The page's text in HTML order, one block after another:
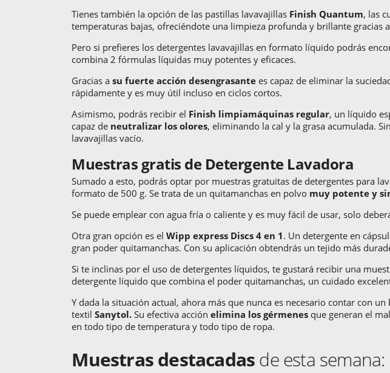
Tienes también la opción de las pastillas lavavajillas Finish Quantum, las
temperaturas bajas, ofreciéndote una limpieza profunda y brillante gracias
Pero si prefieres los detergentes lavavajillas en formato líquido podrás
combina 2 fórmulas líquidas muy potentes y eficaces.
Gracias asu fuerte acción desengrasantees capaz de eliminar la
rápidamente y es muy útil incluso en ciclos cortos.
Asimismo, podrás recibir el Finish limpiamáquinas regular, un líquido
capaz de neutralizar los olores, eliminando la cal y la grasa acumulada.
lavavajillas vacío.
Muestras gratis de Detergente Lavadora
Sumado a esto, podrás optar por muestras gratuitas de detergentes para
formato de 500 g. Se trata de un quitamanchas en polvo muy potente y
Se puede emplear con agua fría o caliente y es muy fácil de usar, solo
Otra gran opción es elWipp express Discs 4 en 1. Un detergente en
gran poder quitamanchas. Con su aplicación obtendrás un tejido más
Si te inclinas por el uso de detergentes líquidos, te gustará recibir una
detergente líquido que combina el poder quitamanchas, un cuidado
Y dada la situación actual, ahora más que nunca es necesario contar con
textilSanytol.Su efectiva acciónelimina los gérmenes que generan el
en todo tipo de temperatura y todo tipo de ropa.
Muestras destacadasde esta semana: